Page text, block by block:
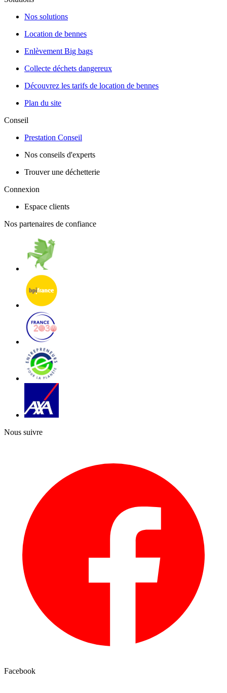
Nos solutions
Location de bennes
Enlèvement Big bags
Collecte déchets dangereux
Découvrez les tarifs de location de bennes
Plan du site
Conseil
Prestation Conseil
Nos conseils d'experts
Trouver une déchetterie
Connexion
Espace clients
Nos partenaires de confiance
Nous suivre
Facebook